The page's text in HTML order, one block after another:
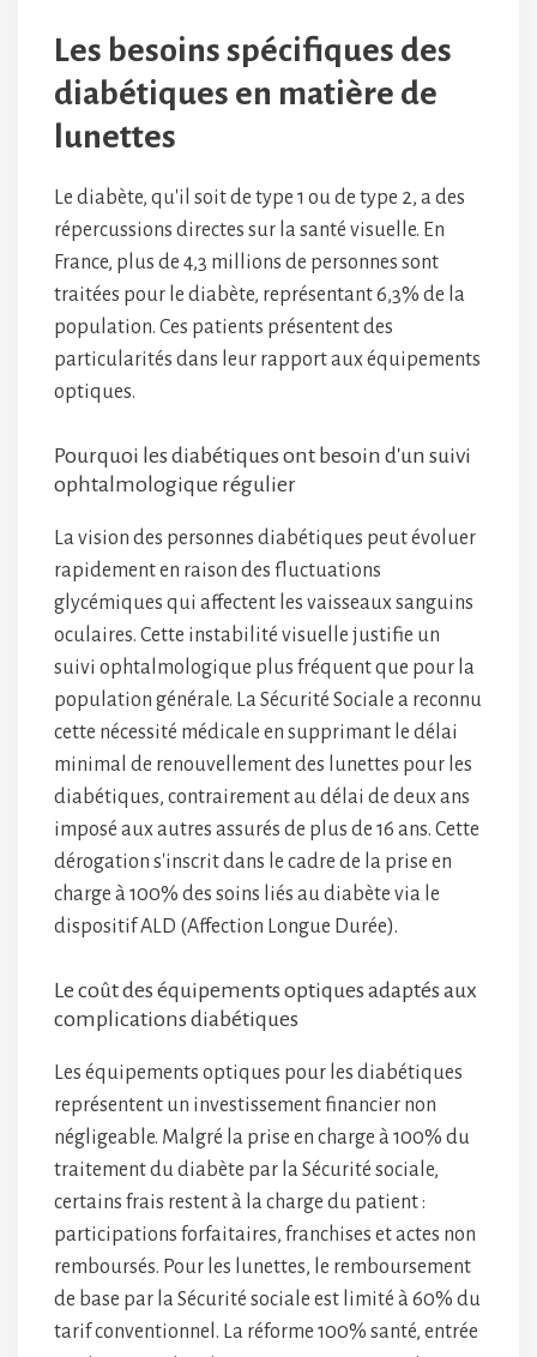
Les besoins spécifiques des
diabétiques en matière de
lunettes
Le diabète, qu'il soit de type 1 ou de type 2, a des
répercussions directes sur la santé visuelle. En
France, plus de 4,3 millions de personnes sont
traitées pour le diabète, représentant 6,3% de la
population. Ces patients présentent des
particularités dans leur rapport aux équipements
optiques.
Pourquoi les diabétiques ont besoin d'un suivi
ophtalmologique régulier
La vision des personnes diabétiques peut évoluer
rapidement en raison des fluctuations
glycémiques qui affectent les vaisseaux sanguins
oculaires. Cette instabilité visuelle justifie un
suivi ophtalmologique plus fréquent que pour la
population générale. La Sécurité Sociale a reconnu
cette nécessité médicale en supprimant le délai
minimal de renouvellement des lunettes pour les
diabétiques, contrairement au délai de deux ans
imposé aux autres assurés de plus de 16 ans. Cette
dérogation s'inscrit dans le cadre de la prise en
charge à 100% des soins liés au diabète via le
dispositif ALD (Affection Longue Durée).
Le coût des équipements optiques adaptés aux
complications diabétiques
Les équipements optiques pour les diabétiques
représentent un investissement financier non
négligeable. Malgré la prise en charge à 100% du
traitement du diabète par la Sécurité sociale,
certains frais restent à la charge du patient :
participations forfaitaires, franchises et actes non
remboursés. Pour les lunettes, le remboursement
de base par la Sécurité sociale est limité à 60% du
tarif conventionnel. La réforme 100% santé, entrée